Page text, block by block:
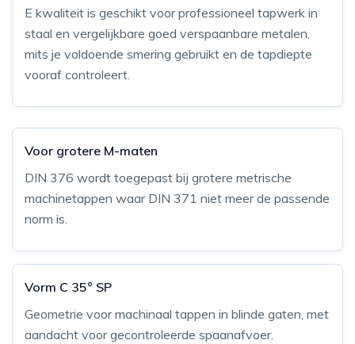
E kwaliteit is geschikt voor professioneel tapwerk in
staal en vergelijkbare goed verspaanbare metalen,
mits je voldoende smering gebruikt en de tapdiepte
vooraf controleert.
Voor grotere M-maten
DIN 376 wordt toegepast bij grotere metrische
machinetappen waar DIN 371 niet meer de passende
norm is.
Vorm C 35° SP
Geometrie voor machinaal tappen in blinde gaten, met
aandacht voor gecontroleerde spaanafvoer.